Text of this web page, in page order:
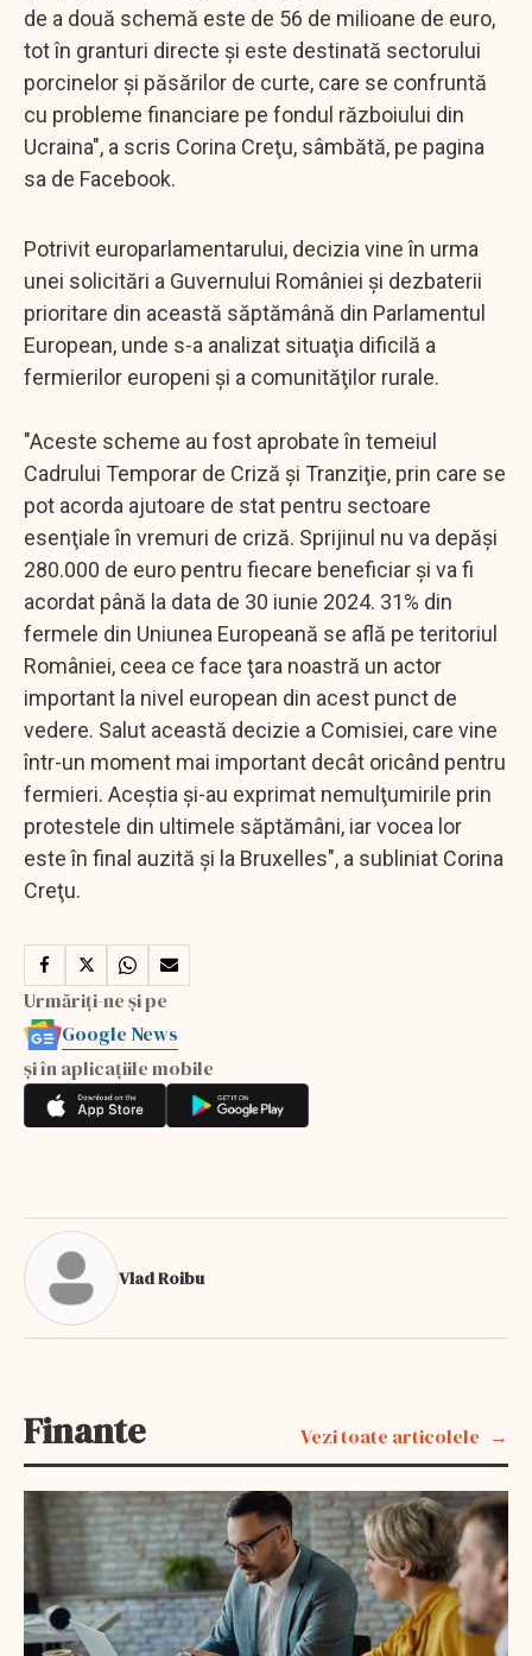
de a două schemă este de 56 de milioane de euro,
tot în granturi directe şi este destinată sectorului
porcinelor şi păsărilor de curte, care se confruntă
cu probleme financiare pe fondul războiului din
Ucraina", a scris Corina Creţu, sâmbătă, pe pagina
sa de Facebook.
Potrivit europarlamentarului, decizia vine în urma
unei solicitări a Guvernului României şi dezbaterii
prioritare din această săptămână din Parlamentul
European, unde s-a analizat situaţia dificilă a
fermierilor europeni şi a comunităţilor rurale.
"Aceste scheme au fost aprobate în temeiul
Cadrului Temporar de Criză şi Tranziţie, prin care se
pot acorda ajutoare de stat pentru sectoare
esenţiale în vremuri de criză. Sprijinul nu va depăşi
280.000 de euro pentru fiecare beneficiar şi va fi
acordat până la data de 30 iunie 2024. 31% din
fermele din Uniunea Europeană se află pe teritoriul
României, ceea ce face ţara noastră un actor
important la nivel european din acest punct de
vedere. Salut această decizie a Comisiei, care vine
într-un moment mai important decât oricând pentru
fermieri. Aceştia şi-au exprimat nemulţumirile prin
protestele din ultimele săptămâni, iar vocea lor
este în final auzită şi la Bruxelles", a subliniat Corina
Creţu.
Urmăriți-ne și pe
Google News
și în aplicațiile mobile
Vlad Roibu
Finante Vezi toate articolele